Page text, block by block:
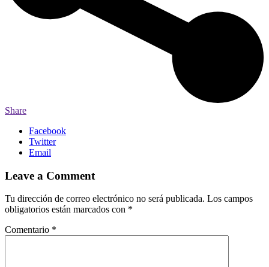
Share
Facebook
Twitter
Email
Leave a Comment
Tu dirección de correo electrónico no será publicada. Los campos
obligatorios están marcados con *
Comentario *